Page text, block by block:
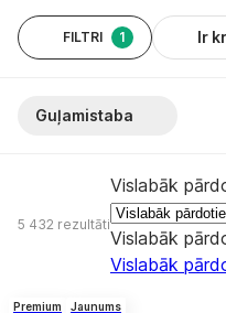
FILTRI 1 Ir
Guļamistaba
5 432 rezultāti
Vislabāk
Vislabāk
Vislabāk
Premium Jaunums